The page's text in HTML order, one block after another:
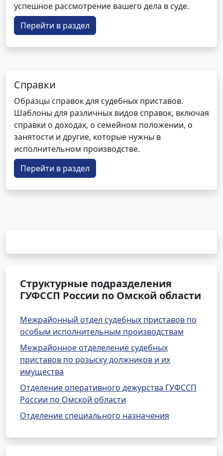
успешное рассмотрение вашего дела в суде.
Перейти в раздел
Справки
Образцы справок для судебных приставов.
Шаблоны для различных видов справок, включая
справки о доходах, о семейном положении, о
занятости и другие, которые нужны в
исполнительном производстве.
Перейти в раздел
Структурные подразделения
ГУФССП России по Омской области
Межрайонный отдел судебных приставов по
особым исполнительным производствам
Межрайонное отделеление судебных
приставов по розыску должников и их
имущества
Отделение оперативного дежурства ГУФССП
России по Омской области
Отделение специального назначения